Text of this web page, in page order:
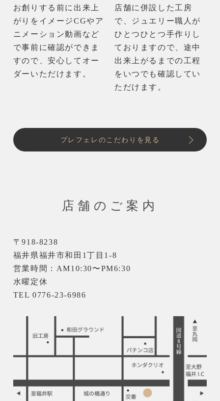
お創りする前に出来上
がりをイメージCGやア
ニメーション動画など
で事前に確認ができま
すので、安心してオー
ダーいただけます。
店舗に併設した工房
で、ジュエリー職人が
ひとつひとつ手作りし
ておりますので、途中
出来上がるまでの工程
をいつでも確認してい
ただけます。
プレフェレのこだわりを見る
店舗のご案内
〒918-8238
福井県福井市和田1丁目1-8
営業時間：AM10:30〜PM6:30
水曜定休
TEL 0776-23-6986